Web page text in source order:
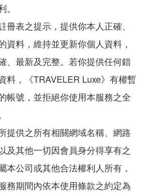
冊表之提示，提供你本人正確、
資料，維持並更新你個人資料，
、最新及完整。若你提供任何錯
料，《TRAVELER Luxe》有權暫
帳號，並拒絕你使用本服務之全
提供之所有相關網域名稱、網路
及其他一切因會員身分得享有之
本公司或其他合法權利人所有，
務期間內依本使用條款之約定為